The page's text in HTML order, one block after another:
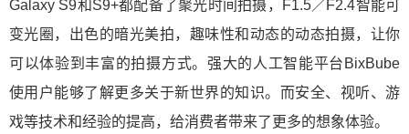
Galaxy S9和S9+都配备了聚光时间拍摄，F1.5／F2.4智能可
变光圈，出色的暗光美拍，趣味性和动态的动态拍摄，让你
可以体验到丰富的拍摄方式。强大的人工智能平台BixBube
使用户能够了解更多关于新世界的知识。而安全、视听、游
戏等技术和经验的提高，给消费者带来了更多的想象体验。